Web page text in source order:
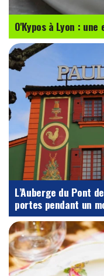
O'Kypos à Lyon :
L’Auberge du Pont
portes pendant un